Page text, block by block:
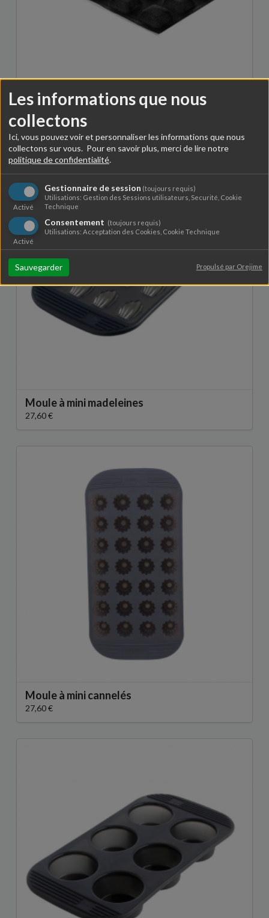
Les informations que nous
collectons
Ici, vous pouvez voir et personnaliser les informations que nous
collectons sur vous. Pour en savoir plus, merci de lire notre
politique de confidentialité.
Gestionnaire de session (toujours requis)
Activé
Utilisations: Gestion des Sessions utilisateurs, Securité, Cookie
Technique
Consentement (toujours requis)
Activé
Utilisations: Acceptation des Cookies, Cookie Technique
Sauvegarder Propulsé par Orejime
Moule alvéoles carrées 2,5 cm Air Plus
39,90 €
Moule à mini madeleines
27,60 €
Moule à mini cannelés
27,60 €